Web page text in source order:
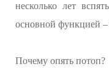
несколько лет
основной функцией
Почему опять потоп?